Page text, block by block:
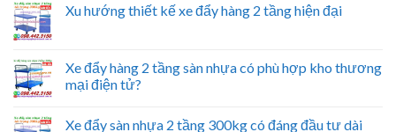
Xu hướng thiết kế xe đẩy hàng 2 tầng hiện đại
Xe đẩy hàng 2 tầng sàn nhựa có phù hợp kho thương
mại điện tử?
Xe đẩy sàn nhựa 2 tầng 300kg có đáng đầu tư dài